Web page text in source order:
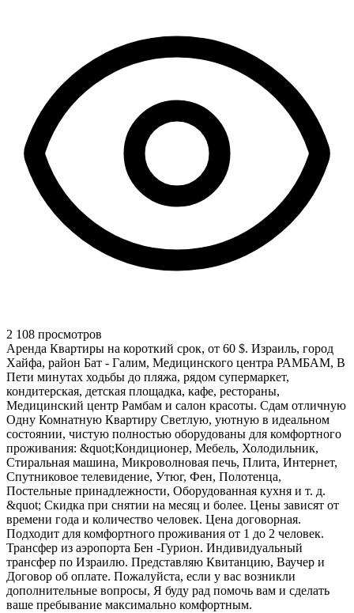
2 108 просмотров
Аренда Квартиры на короткий срок, от 60 $. Израиль, город
Хайфа, район Бат - Галим, Медицинского центра РАМБАМ, В
Пети минутах ходьбы до пляжа, рядом супермаркет,
кондитерская, детская площадка, кафе, рестораны,
Медицинский центр Рамбам и салон красоты. Сдам отличную
Одну Комнатную Квартиру Светлую, уютную в идеальном
состоянии, чистую полностью оборудованы для комфортного
проживания: &quot;Кондиционер, Мебель, Холодильник,
Стиральная машина, Микроволновая печь, Плита, Интернет,
Спутниковое телевидение, Утюг, Фен, Полотенца,
Постельные принадлежности, Оборудованная кухня и т. д.
&quot; Скидка при снятии на месяц и более. Цены зависят от
времени года и количество человек. Цена договорная.
Подходит для комфортного проживания от 1 до 2 человек.
Трансфер из аэропорта Бен -Гурион. Индивидуальный
трансфер по Израилю. Представляю Квитанцию, Ваучер и
Договор об оплате. Пожалуйста, если у вас возникли
дополнительные вопросы, Я буду рад помочь вам и сделать
ваше пребывание максимально комфортным.